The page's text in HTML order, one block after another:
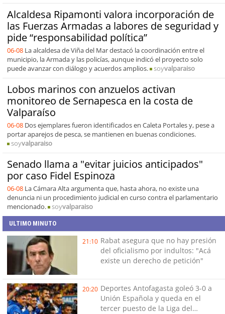
Alcaldesa Ripamonti valora incorporación de
las Fuerzas Armadas a labores de seguridad y
pide “responsabilidad política”
06-08 La alcaldesa de Viña del Mar destacó la coordinación entre el
municipio, la Armada y las policías, aunque indicó el proyecto solo
puede avanzar con diálogo y acuerdos amplios.
soyvalparaiso
Lobos marinos con anzuelos activan
monitoreo de Sernapesca en la costa de
Valparaíso
06-08 Dos ejemplares fueron identificados en Caleta Portales y, pese a
portar aparejos de pesca, se mantienen en buenas condiciones.
soyvalparaiso
Senado llama a "evitar juicios anticipados"
por caso Fidel Espinoza
06-08 La Cámara Alta argumenta que, hasta ahora, no existe una
denuncia ni un procedimiento judicial en curso contra el parlamentario
mencionado.
soyvalparaiso
ULTIMO MINUTO
21:10 Rabat asegura que no hay presión
del oficialismo por indultos: "Acá
existe un derecho de petición"
20:20 Deportes Antofagasta goleó 3-0 a
Unión Española y queda en el
tercer puesto de la Liga del